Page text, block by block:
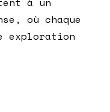
où chaque
exploration